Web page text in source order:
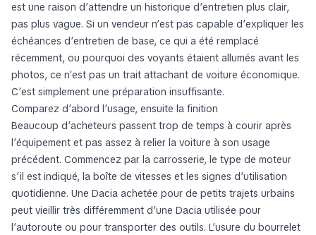
est une raison d’attendre un historique d’entretien plus clair,
pas plus vague. Si un vendeur n’est pas capable d’expliquer les
échéances d’entretien de base, ce qui a été remplacé
récemment, ou pourquoi des voyants étaient allumés avant les
photos, ce n’est pas un trait attachant de voiture économique.
C’est simplement une préparation insuffisante.
Comparez d’abord l’usage, ensuite la finition
Beaucoup d’acheteurs passent trop de temps à courir après
l’équipement et pas assez à relier la voiture à son usage
précédent. Commencez par la carrosserie, le type de moteur
s’il est indiqué, la boîte de vitesses et les signes d’utilisation
quotidienne. Une Dacia achetée pour de petits trajets urbains
peut vieillir très différemment d’une Dacia utilisée pour
l’autoroute ou pour transporter des outils. L’usure du bourrelet